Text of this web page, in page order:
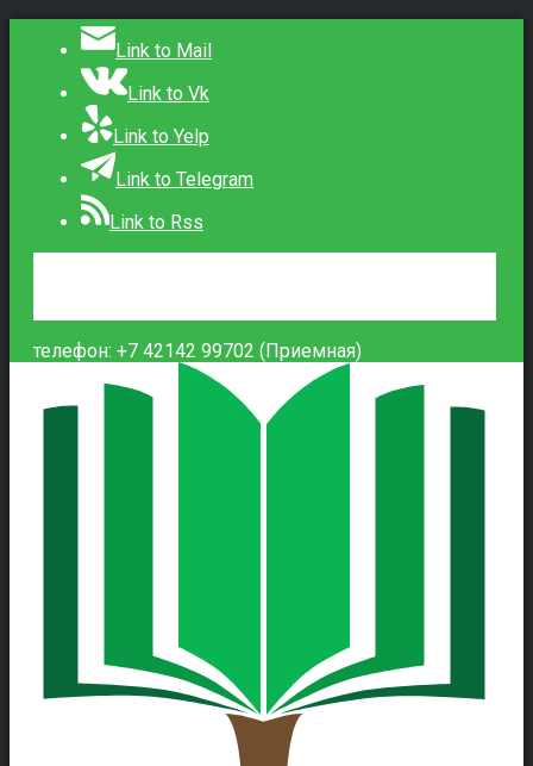
Link to Mail
Link to Vk
Link to Yelp
Link to Telegram
Link to Rss
телефон: +7 42142 99702 (Приемная)